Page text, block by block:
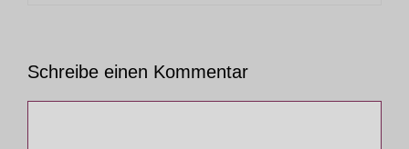
Schreibe einen Kommentar